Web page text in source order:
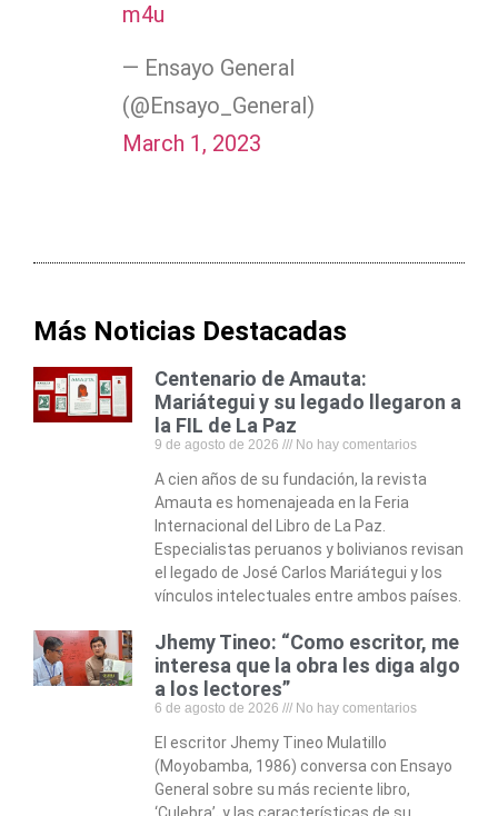
m4u
— Ensayo General
(@Ensayo_General)
March 1, 2023
Más Noticias Destacadas
Centenario de Amauta:
Mariátegui y su legado llegaron a
la FIL de La Paz
9 de agosto de 2026 No hay comentarios
A cien años de su fundación, la revista
Amauta es homenajeada en la Feria
Internacional del Libro de La Paz.
Especialistas peruanos y bolivianos revisan
el legado de José Carlos Mariátegui y los
vínculos intelectuales entre ambos países.
Jhemy Tineo: “Como escritor, me
interesa que la obra les diga algo
a los lectores”
6 de agosto de 2026 No hay comentarios
El escritor Jhemy Tineo Mulatillo
(Moyobamba, 1986) conversa con Ensayo
General sobre su más reciente libro,